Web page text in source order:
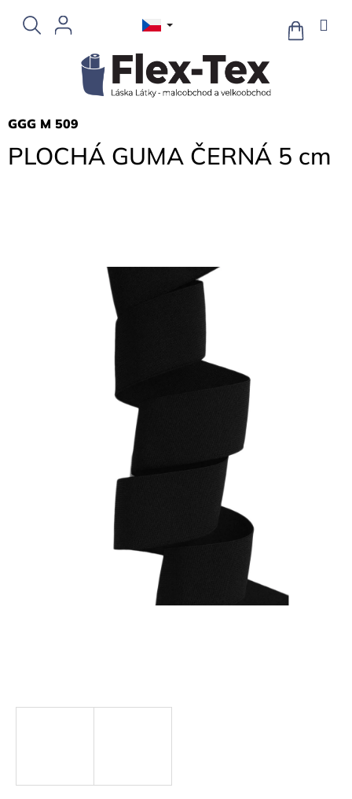
obsah
NÁKUPNÍ
KOŠÍK
PLOCHÁ GUMA ČERNÁ 5 cm
GGG M 509